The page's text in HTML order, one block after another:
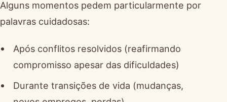
Alguns momentos pedem particularmente por
palavras cuidadosas:
Após conflitos resolvidos (reafirmando
compromisso apesar das dificuldades)
Durante transições de vida (mudanças,